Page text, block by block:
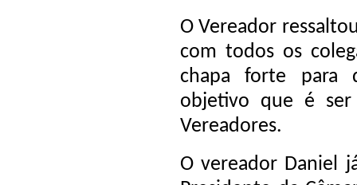
O Vereador
com todos os
chapa forte para
objetivo que é ser
Vereadores.
O vereador Daniel